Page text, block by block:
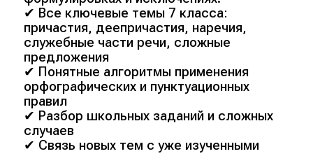
✔ Все ключевые темы 7 класса:
причастия, деепричастия, наречия,
служебные части речи, сложные
предложения
✔ Понятные алгоритмы применения
орфографических и пунктуационных
правил
✔ Разбор школьных заданий и сложных
случаев
✔ Связь новых тем с уже изученными